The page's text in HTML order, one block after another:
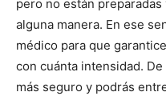
pero no están
alguna manera. En ese
médico para que
con cuánta intensidad.
más seguro y podrás